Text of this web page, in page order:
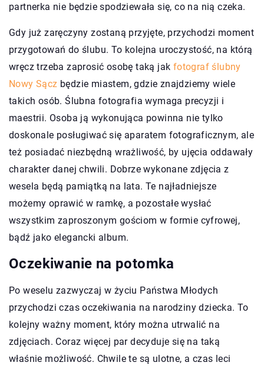
partnerka nie będzie spodziewała się, co na nią czeka.
Gdy już zaręczyny zostaną przyjęte, przychodzi moment
przygotowań do ślubu. To kolejna uroczystość, na którą
wręcz trzeba zaprosić osobę taką jak fotograf ślubny
Nowy Sącz będzie miastem, gdzie znajdziemy wiele
takich osób. Ślubna fotografia wymaga precyzji i
maestrii. Osoba ją wykonująca powinna nie tylko
doskonale posługiwać się aparatem fotograficznym, ale
też posiadać niezbędną wrażliwość, by ujęcia oddawały
charakter danej chwili. Dobrze wykonane zdjęcia z
wesela będą pamiątką na lata. Te najładniejsze
możemy oprawić w ramkę, a pozostałe wysłać
wszystkim zaproszonym gościom w formie cyfrowej,
bądź jako elegancki album.
Oczekiwanie na potomka
Po weselu zazwyczaj w życiu Państwa Młodych
przychodzi czas oczekiwania na narodziny dziecka. To
kolejny ważny moment, który można utrwalić na
zdjęciach. Coraz więcej par decyduje się na taką
właśnie możliwość. Chwile te są ulotne, a czas leci